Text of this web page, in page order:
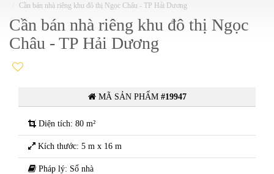
Cần bán nhà riêng khu đô thị Ngọc Châu - TP Hải Dương
Cần bán nhà riêng khu đô thị Ngọc
Châu - TP Hải Dương
MÃ SẢN PHẨM #19947
Diện tích: 80 m²
Kích thước: 5 m x 16 m
Pháp lý: Sổ nhà